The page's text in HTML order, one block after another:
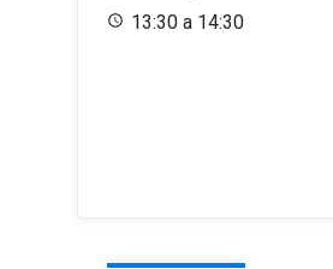
13:30 a 14:30